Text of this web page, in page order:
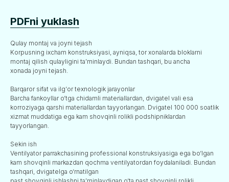
PDFni yuklash
Qulay montaj va joyni tejash
Korpusning ixcham konstruksiyasi, ayniqsa, tor xonalarda bloklarni
montaj qilish qulayligini ta’minlaydi. Bundan tashqari, bu ancha
xonada joyni tejash.
Barqaror sifat va ilg‘or texnologik jarayonlar
Barcha fankoyllar o‘tga chidamli materiallardan, dvigatel vali esa
korroziyaga qarshi materiallardan tayyorlangan. Dvigatel 100 000 soatlik
xizmat muddatiga ega kam shovqinli rolikli podshipniklardan
tayyorlangan.
Sekin ish
Ventilyator parrakchasining professional konstruksiyasiga ega bo‘lgan
kam shovqinli markazdan qochma ventilyatordan foydalaniladi. Bundan
tashqari, dvigatelga o‘rnatilgan